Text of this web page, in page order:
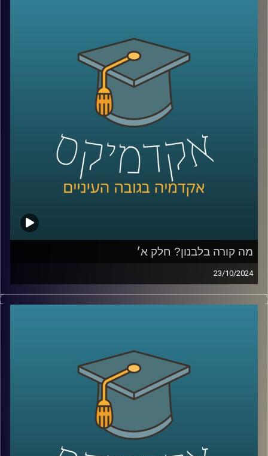
את עצמו כאגודת צדקה ללא מטרות רווח ומאחסן בתוכו את כל
הפעילות הכלכלית של חיזבאללה
שוב איתנו ד״ר חיים קורן, בית ספר לאודר לממשל, דיפלומטיה
ואסטרטגיה, אוניברסיטת רייכמן.
לשעבר שגריר ישראל הראשון לדרום סודאן ומצרים.
*הפרק הוקלט לפני התעצמות הלחימה אך מאוד רלוונטי כדי
להבין באמת איך הגענו למצב שבו אנחנו היום
קרדיט תמונות:AudioVersity
מה קורה בלבנון? חלק א׳
23/10/2024
מה לא נאמר כבר על שכנתנו מצפון לבנון?
אין ספק שיש לנו יחסים צוננים איתה שידעו עליות ומורדות,
שמכנים אותו המשבר החמור ביותר בעשורים האחרונים,
למעשה מדובר במשבר משולש – אובדן משילות, משבר כלכלי
בימים אלו אנו נמצאים בלחימה עם לבנון שלא נראתה מזה
שנים, אז מה קורה שם עכשיו? והאם מתישהו נצליח להגיע
לאיזשהי נורמליזציה ?
כדי לדון בדיוק בזה הצטרף אלינו שוב ד״ר חיים קורן, בית ספר
לאודר לממשל, דיפלומטיה ואסטרטגיה, אוניברסיטת רייכמן.